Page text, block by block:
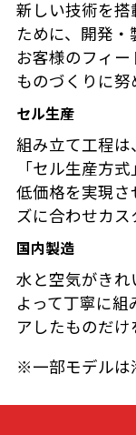
新しい技術を搭
ために、開発・
お客様のフィ
ものづくりに努
セル生産
組み立て工程は
「セル生産方式
低価格を実現さ
ズに合わせカス
国内製造
水と空気がきれ
よって丁寧に組
アしたものだけ
※一部モデルは